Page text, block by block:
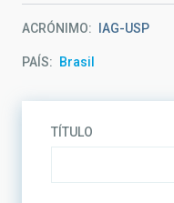
ACRÓNIMO IAG-USP
PAÍS Brasil
TÍTULO